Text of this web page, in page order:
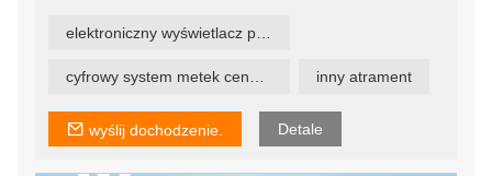
etykiecie. Znacznie popraw stopień wykorzystania
ekranu wyświetlacza ESL i zmniejsz koszty użytkowania.
inny atrament
wyślij dochodzenie. Detale